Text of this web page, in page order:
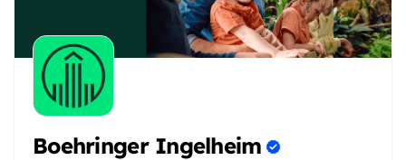
Boehringer Ingelheim